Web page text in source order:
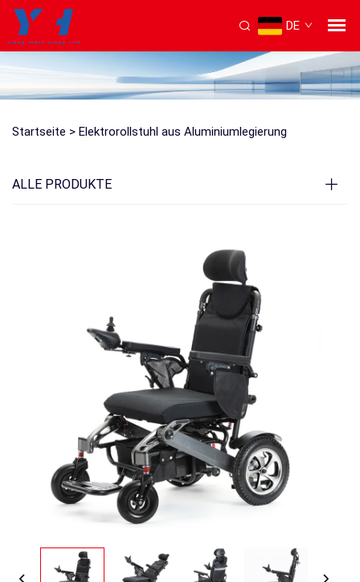
DE
Startseite > Elektrorollstuhl aus Aluminiumlegierung
ALLE PRODUKTE